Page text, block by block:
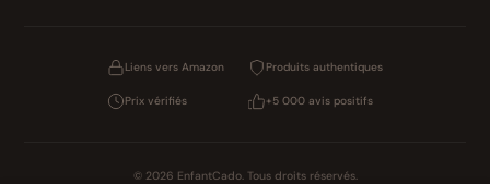
Liens vers Amazon Produits authentiques
Prix vérifiés +5 000 avis positifs
© 2026 EnfantCado. Tous droits réservés.